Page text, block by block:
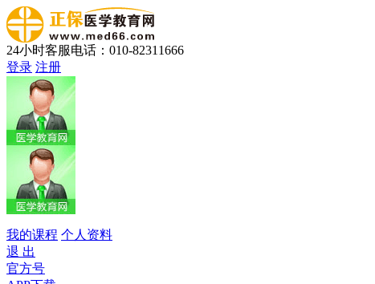
24小时客服电话：010-82311666
登录 注册
我的课程 个人资料
退 出
官方号